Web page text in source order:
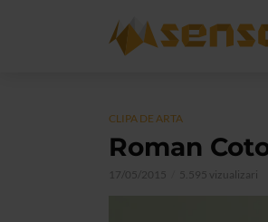
CLIPA DE ARTA
Roman
17/05/2015 5.595 vizualizari